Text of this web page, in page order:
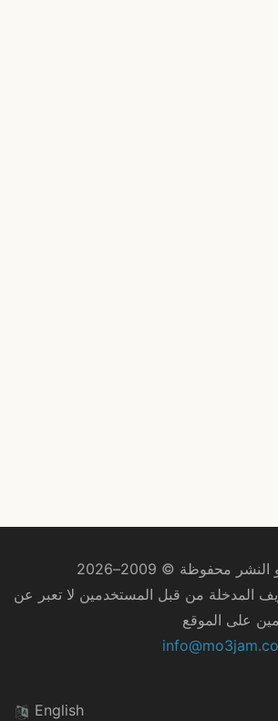
محفوظة © 2009–2026
المدخلة من قبل المستخدمين لا تعبر عن
على الموقع
English